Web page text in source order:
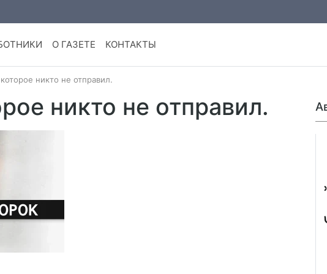
О ГАЗЕТЕ КОНТАКТЫ
никто не отправил.
никто не отправил.